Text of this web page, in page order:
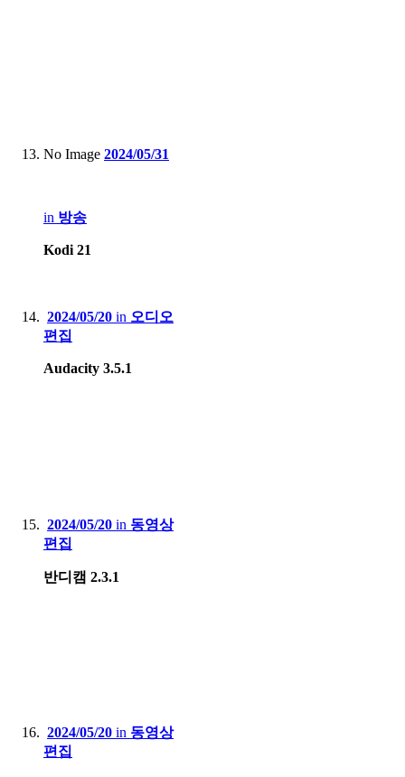
No Image 2024/05/31
in 방송
Kodi 21
2024/05/20 in 오디오
편집
Audacity 3.5.1
2024/05/20 in 동영상
편집
반디캠 2.3.1
2024/05/20 in 동영상
편집